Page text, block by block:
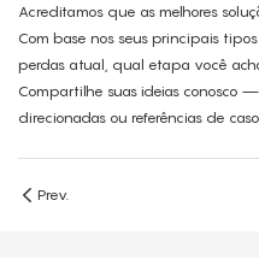
Acreditamos que as melhores
Com base nos seus principais
perdas atual, qual etapa você
Compartilhe suas ideias conosco
direcionadas ou referências de
Prev.